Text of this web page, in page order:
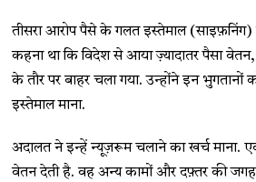
तीसरा आरोप पैसे के गलत इस्तेमाल (साइफ़निंग)
कहना था कि विदेश से आया ज़्यादातर पैसा
के तौर पर बाहर चला गया. उन्होंने इन भुगतानों
इस्तेमाल माना.
अदालत ने इन्हें न्यूज़रूम चलाने का खर्च माना.
वेतन देती है. वह अन्य कामों और दफ़्तर की